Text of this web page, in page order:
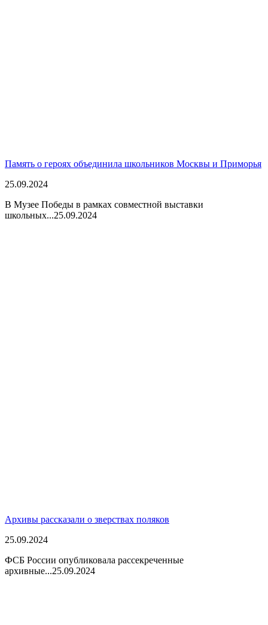
Память о героях объединила школьников Москвы и Приморья
25.09.2024
В Музее Победы в рамках совместной выставки
школьных...25.09.2024
Архивы рассказали о зверствах поляков
25.09.2024
ФСБ России опубликовала рассекреченные
архивные...25.09.2024